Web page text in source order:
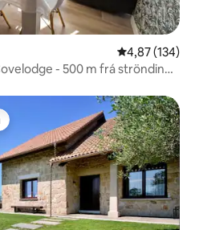
4,87 af 5 í
4,87 (134)